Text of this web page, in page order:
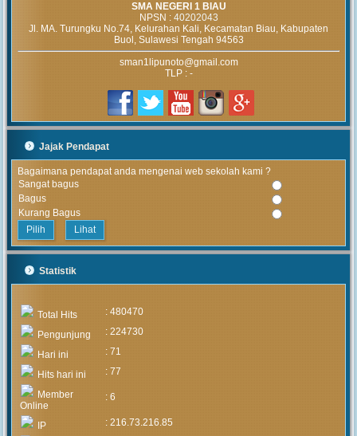
SMA NEGERI 1 BIAU
NPSN : 40202043
Jl. MA. Turungku No.74, Kelurahan Kali, Kecamatan Biau, Kabupaten
Buol, Sulawesi Tengah 94563
sman1lipunoto@gmail.com
TLP : -
Jajak Pendapat
Bagaimana pendapat anda mengenai web sekolah kami ?
Sangat bagus
Bagus
Kurang Bagus
Lihat
Statistik
Total Hits : 480470
Pengunjung : 224730
Hari ini : 71
Hits hari ini : 77
Member
Online
: 6
IP : 216.73.216.85